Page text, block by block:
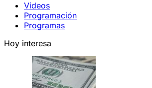
Videos
Programación
Programas
Hoy interesa